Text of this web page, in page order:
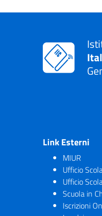
Link Esterni
MIUR
Ufficio
Ufficio
Scuola in
Iscrizioni